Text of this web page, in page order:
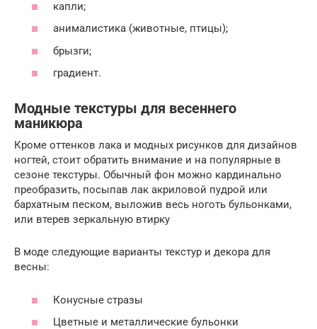
капли;
анималистика (животные, птицы);
брызги;
градиент.
Модные текстуры для весеннего
маникюра
Кроме оттенков лака и модных рисунков для дизайнов
ногтей, стоит обратить внимание и на популярные в
сезоне текстуры. Обычный фон можно кардинально
преобразить, посыпав лак акриловой пудрой или
бархатным песком, выложив весь ноготь бульонками,
или втерев зеркальную втирку
В моде следующие варианты текстур и декора для
весны:
Конусные стразы
Цветные и металлические бульонки